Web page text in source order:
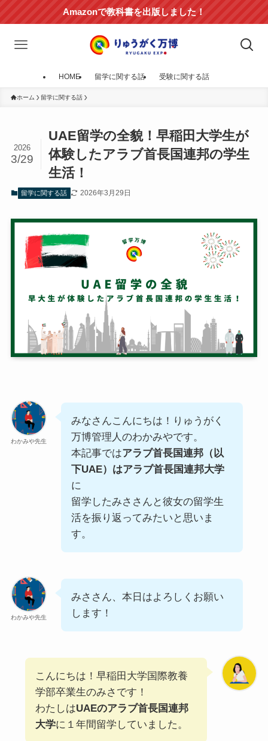
Amazonで教科書を出版しました！
HOME 留学に関する話 受験に関する話
ホーム 留学に関する話
UAE留学の全貌！早稲田大学生が
体験したアラブ首長国連邦の学生
生活！
2026
3/29
留学に関する話 2026年3月29日
わかみや先生
みなさんこんにちは！りゅうがく
万博管理人のわかみやです。
本記事ではアラブ首長国連邦（以
下UAE）はアラブ首長国連邦大学
に
留学したみささんと彼女の留学生
活を振り返ってみたいと思いま
す。
わかみや先生
みささん、本日はよろしくお願い
します！
こんにちは！早稲田大学国際教養
学部卒業生のみさです！
わたしはUAEのアラブ首長国連邦
大学に１年間留学していました。